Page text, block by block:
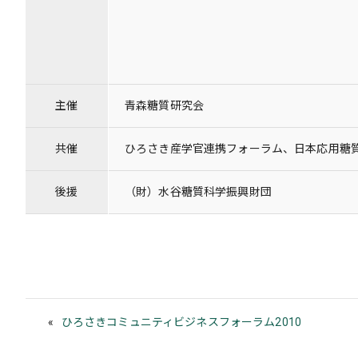
主催 青森糖質研究会
共催 ひろさき産学官連携フォーラム、日本応用糖
後援 （財）水谷糖質科学振興財団
ひろさきコミュニティビジネスフォーラム2010